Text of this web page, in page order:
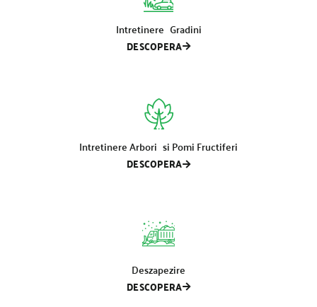
Intretinere Gradini
DESCOPERA
Intretinere Arbori si Pomi Fructiferi
DESCOPERA
Deszapezire
DESCOPERA